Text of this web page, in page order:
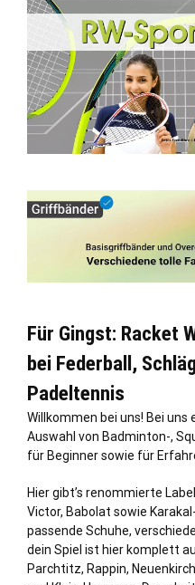
Für Gingst: Racket
bei Federball,
Padeltennis
Willkommen bei uns! Bei
Auswahl von Badminton-,
für Beginner sowie für
Hier gibt’s renommierte
Victor, Babolat sowie
passende Schuhe,
dein Spiel ist hier komplett
Parchtitz, Rappin,